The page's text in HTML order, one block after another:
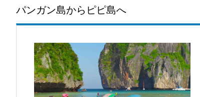
パンガン島からピピ島へ